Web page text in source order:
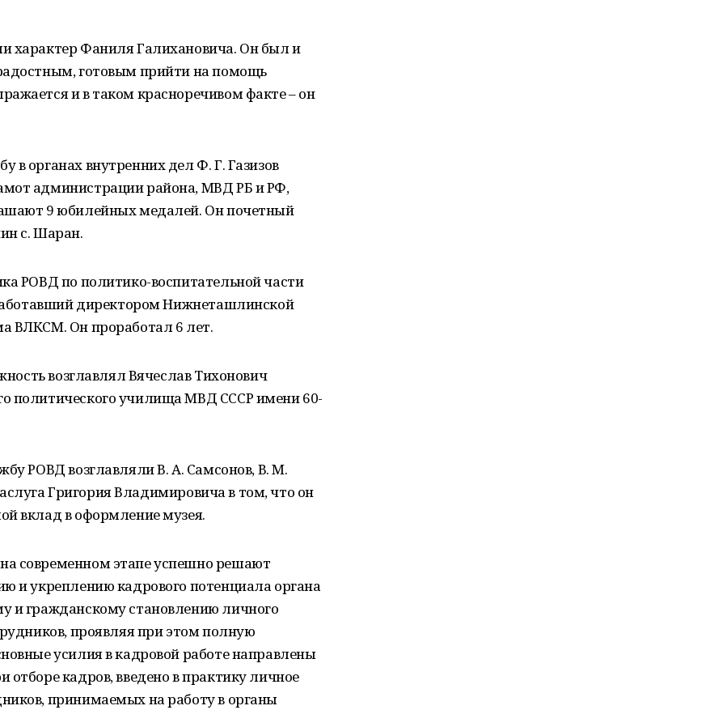
характер Фаниля Галихановича. Он был и
готовым прийти на помощь
и в таком красноречивом факте – он
в органах внутренних дел Ф. Г. Газизов
администрации района, МВД РБ и РФ,
9 юбилейных медалей. Он почетный
с. Шаран.
РОВД по политико-воспитательной части
директором Нижнеташлинской
ВЛКСМ. Он проработал 6 лет.
возглавлял Вячеслав Тихонович
политического училища МВД СССР имени 60-
РОВД возглавляли В. А. Самсонов, В. М.
Григория Владимировича в том, что он
вклад в оформление музея.
современном этапе успешно решают
и укреплению кадрового потенциала органа
и гражданскому становлению личного
проявляя при этом полную
усилия в кадровой работе направлены
кадров, введено в практику личное
принимаемых на работу в органы